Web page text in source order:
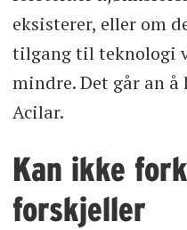
eksisterer, eller om
tilgang til teknologi
mindre. Det går an å
Acilar.
Kan ikke
forskjeller